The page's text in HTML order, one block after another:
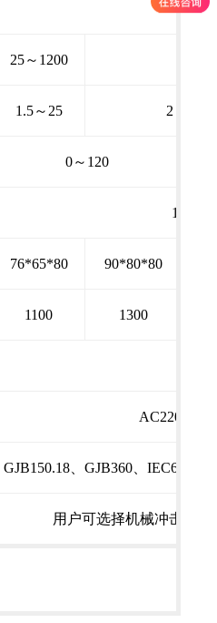
25～1200
1.5～25 2～25
0～120
1～120
76*65*80 90*80*80
1100 1300
GJB150.18、GJB360、IEC68-2-
用户可选择机械冲击试